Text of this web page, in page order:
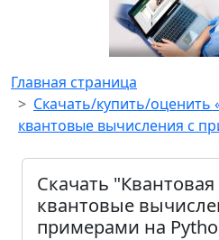
Главная страница
Скачать/купить/оценить
квантовые вычисления с
Скачать
квантовые
примерами на